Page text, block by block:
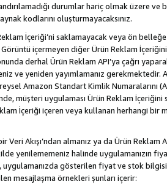
durumlar hariç olmak üzere
kodlarını oluşturmayacaksınız.
İçeriği’ni saklamayacak veya ön
içermeyen diğer Ürün Reklam
derhal Ürün Reklam API’ya çağrı
ve yeniden yayımlamanız gerekmektedir.
Amazon Standart Kimlik Numaralarını
müşteri uygulaması Ürün Reklam
İçeriği içeren veya kullanan herhangi bir
Veri Akışı’ndan almanız ya da Ürün
yenilememeniz halinde uygulamanızın
gösterilen fiyat ve stok
mesajlaşma örnekleri şunları içerir: